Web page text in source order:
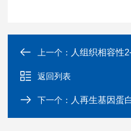
上一个： 人组织相容性
返回列表
下一个： 人再生基因蛋